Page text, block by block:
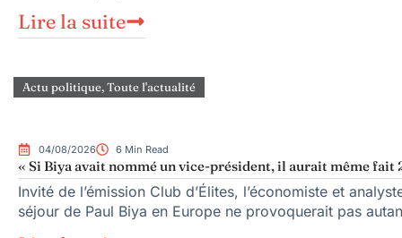
Lire la suite
Actu politique,Toute l'actualité
04/08/2026 6 Min Read
« Si Biya avait nommé un vice-président, il aurait même fait
Invité de l’émission Club d’Élites, l’économiste et
séjour de Paul Biya en Europe ne provoquerait pas